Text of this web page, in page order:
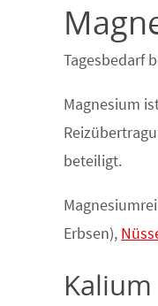
Tagesbedarf
Magnesium
beteiligt.
Erbsen),
Kalium